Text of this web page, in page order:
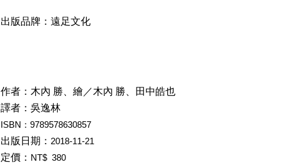
出版品牌：遠足文化
作者： 木內 勝、繪／木內 勝、田中皓也
譯者： 吳逸林
ISBN：9789578630857
出版日期： 2018-11-21
定價： NT$ 380